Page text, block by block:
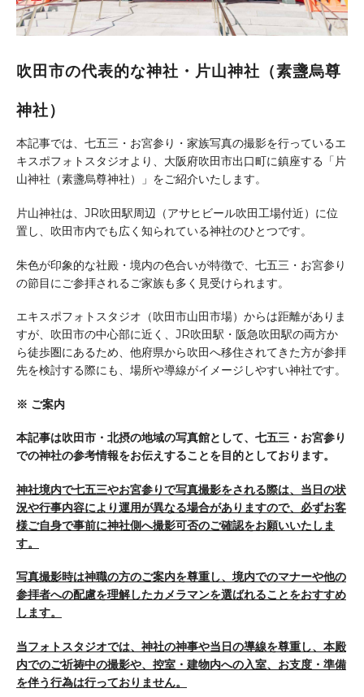
吹田市の代表的な神社・片山神社（素盞烏尊
神社）
本記事では、七五三・お宮参り・家族写真の撮影を行っているエ
キスポフォトスタジオより、大阪府吹田市出口町に鎮座する「片
山神社（素盞烏尊神社）」をご紹介いたします。
片山神社は、JR吹田駅周辺（アサヒビール吹田工場付近）に位
置し、吹田市内でも広く知られている神社のひとつです。
朱色が印象的な社殿・境内の色合いが特徴で、七五三・お宮参り
の節目にご参拝されるご家族も多く見受けられます。
エキスポフォトスタジオ（吹田市山田市場）からは距離がありま
すが、吹田市の中心部に近く、JR吹田駅・阪急吹田駅の両方か
ら徒歩圏にあるため、他府県から吹田へ移住されてきた方が参拝
先を検討する際にも、場所や導線がイメージしやすい神社です。
※ ご案内
本記事は吹田市・北摂の地域の写真館として、七五三・お宮参り
での神社の参考情報をお伝えすることを目的としております。
神社境内で七五三やお宮参りで写真撮影をされる際は、当日の状
況や行事内容により運用が異なる場合がありますので、必ずお客
様ご自身で事前に神社側へ撮影可否のご確認をお願いいたしま
す。
写真撮影時は神職の方のご案内を尊重し、境内でのマナーや他の
参拝者への配慮を理解したカメラマンを選ばれることをおすすめ
します。
当フォトスタジオでは、神社の神事や当日の導線を尊重し、本殿
内でのご祈祷中の撮影や、控室・建物内への入室、お支度・準備
を伴う行為は行っておりません。